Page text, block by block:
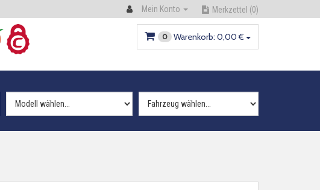
Mein Konto Merkzettel (0)
0 Warenkorb: 0,00 €